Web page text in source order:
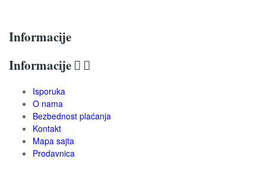
Informacije
Informacije  
Isporuka
O nama
Bezbednost plaćanja
Kontakt
Mapa sajta
Prodavnica